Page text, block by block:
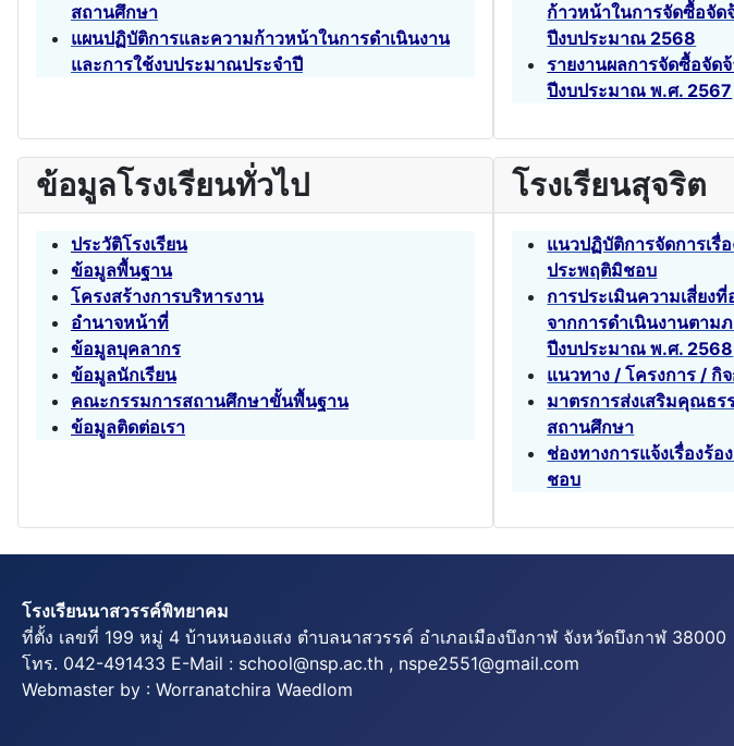
สถานศึกษา
แผนปฏิบัติการและความก้าวหน้าในการดำเนินงาน
และการใช้งบประมาณประจำปี
ก้าวหน้าในการจัดซื้อจัด
ปีงบประมาณ 2568
รายงานผลการจัดซื้อจัด
ปีงบประมาณ พ.ศ. 2567
ข้อมูลโรงเรียนทั่วไป
ประวัติโรงเรียน
ข้อมูลพื้นฐาน
โครงสร้างการบริหารงาน
อำนาจหน้าที่
ข้อมูลบุคลากร
ข้อมูลนักเรียน
คณะกรรมการสถานศึกษาขั้นพื้นฐาน
ข้อมูลติดต่อเรา
โรงเรียนสุจริต
แนวปฏิบัติการจัดการเรื่
ประพฤติมิชอบ
การประเมินความเสี่ยง
จากการดำเนินงานตาม
ปีงบประมาณ พ.ศ. 2568
แนวทาง / โครงการ / กิ
มาตรการส่งเสริมคุณธร
สถานศึกษา
ช่องทางการแจ้งเรื่องร้
ชอบ
โรงเรียนนาสวรรค์พิทยาคม
ที่ตั้ง เลขที่ 199 หมู่ 4 บ้านหนองแสง ตำบลนาสวรรค์ อำเภอเมืองบึงกาฬ จังหวัดบึงกาฬ 38000
โทร. 042-491433 E-Mail : school@nsp.ac.th , nspe2551@gmail.com
Webmaster by : Worranatchira Waedlom